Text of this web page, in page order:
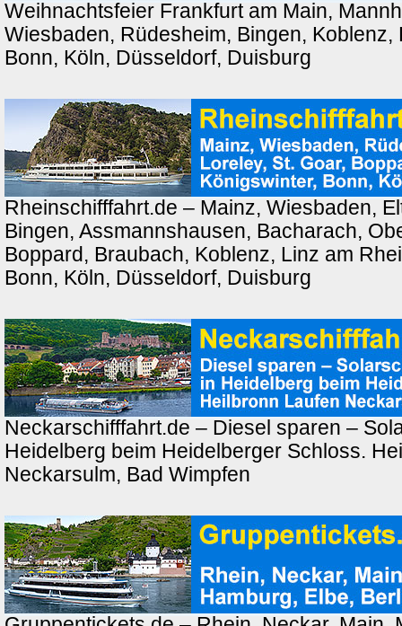
Weihnachtsfeier Frankfurt am Main,
Wiesbaden, Rüdesheim, Bingen, Koblenz,
Bonn, Köln, Düsseldorf, Duisburg
Rheinschifffahrt.de – Mainz, Wiesbaden,
Bingen, Assmannshausen, Bacharach,
Boppard, Braubach, Koblenz, Linz am
Bonn, Köln, Düsseldorf, Duisburg
Neckarschifffahrt.de – Diesel sparen –
Heidelberg beim Heidelberger Schloss.
Neckarsulm, Bad Wimpfen